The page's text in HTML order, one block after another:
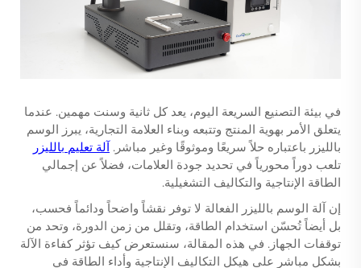
في بيئة التصنيع السريعة اليوم، يعد كل ثانية وسنت مهمين. عندما
يتعلق الأمر بهوية المنتج وتتبعه وبناء العلامة التجارية، يبرز الوسم
بالليزر باعتباره حلاً سريعًا وموثوقًا وغير مباشر. آلة تعليم بالليزر
تلعب دوراً محورياً في تحديد جودة العلامات، فضلاً عن إجمالي
الطاقة الإنتاجية والتكاليف التشغيلية.
إن آلة الوسم بالليزر الفعالة لا توفر نقشاً واضحاً ودائماً فحسب،
بل أيضاً تُحسّن استخدام الطاقة، وتقلل من زمن الدورة، وتحد من
توقفات الجهاز. في هذه المقالة، سنستعرض كيف تؤثر كفاءة الآلة
بشكل مباشر على هيكل التكاليف الإنتاجية وأداء الطاقة في